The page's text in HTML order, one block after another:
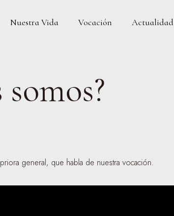
Nuestra Vida Vocación Actualidad
general, que habla de nuestra vocación.